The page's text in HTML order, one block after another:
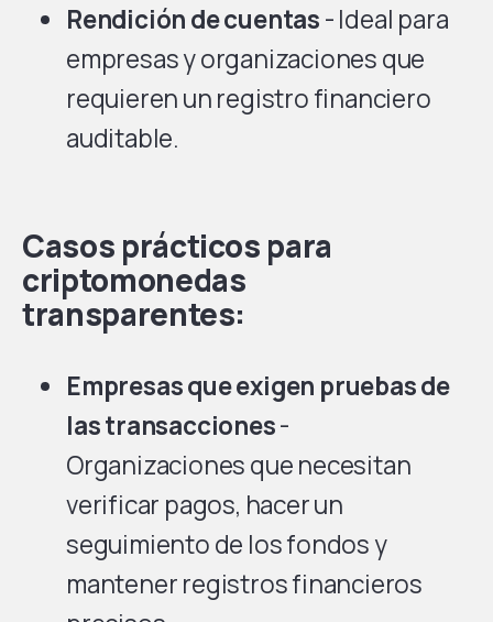
Rendición de cuentas- Ideal para
empresas y organizaciones que
requieren un registro financiero
auditable.
Casos prácticos para
criptomonedas
transparentes:
Empresas que exigen pruebas de
las transacciones-
Organizaciones que necesitan
verificar pagos, hacer un
seguimiento de los fondos y
mantener registros financieros